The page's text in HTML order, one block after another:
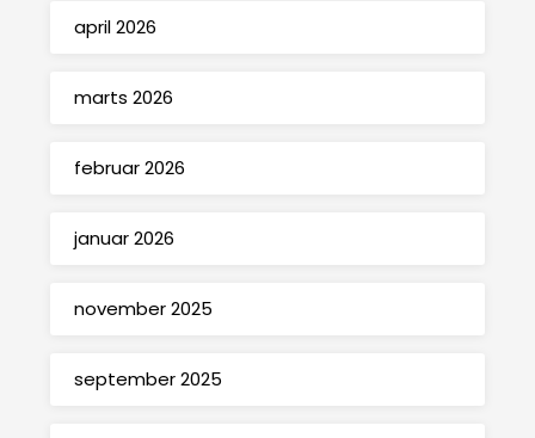
april 2026
marts 2026
februar 2026
januar 2026
november 2025
september 2025